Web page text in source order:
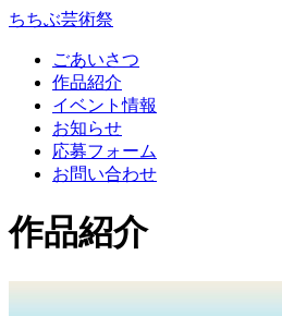
コ
キ
ッ
ちちぶ芸術祭
ごあいさつ
作品紹介
イベント情報
お知らせ
応募フォーム
お問い合わせ
作品紹介